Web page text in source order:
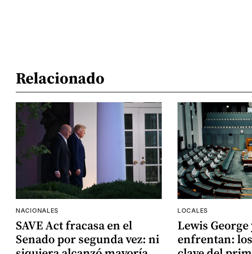
Relacionado
NACIONALES
SAVE Act fracasa en el
Senado por segunda vez: ni
LOCALES
Lewis
enfrentan: